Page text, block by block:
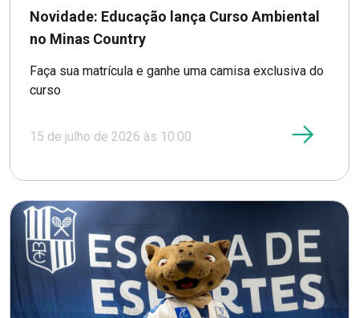
Novidade: Educação lança Curso Ambiental
no Minas Country
Faça sua matrícula e ganhe uma camisa exclusiva do
curso
15 de julho de 2026 às 10:00